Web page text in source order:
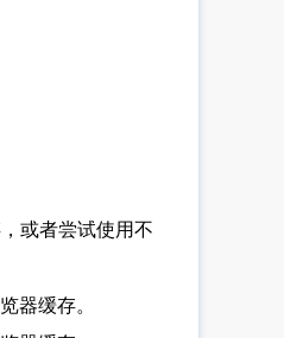
或者尝试使用不
器缓存。